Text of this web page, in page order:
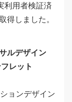
利用者検証済
得しました。
ルデザイン
レット
ョンデザイン